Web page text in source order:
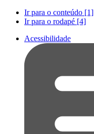
Ir para o conteúdo [1]
Ir para o rodapé [4]
Acessibilidade